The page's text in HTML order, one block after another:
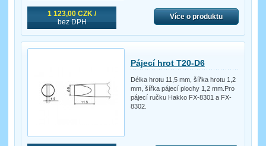
1 123,00 CZK /
bez DPH
Více o produktu
Pájecí hrot T20-D6
Délka hrotu 11,5 mm, šířka hrotu 1,2
mm, šířka pájecí plochy 1,2 mm.Pro
pájecí ručku Hakko FX-8301 a FX-
8302.